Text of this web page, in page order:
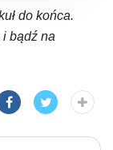
do końca.
bądź na